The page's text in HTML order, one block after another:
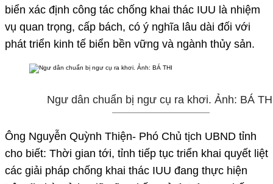
biển xác định công tác chống khai thác IUU là nhiệm
vụ quan trọng, cấp bách, có ý nghĩa lâu dài đối với
phát triển kinh tế biển bền vững và ngành thủy sản.
Ngư dân chuẩn bị ngư cụ ra khơi. Ảnh: BÁ
Ông Nguyễn Quỳnh Thiện- Phó Chủ tịch UBND tỉnh
cho biết: Thời gian tới, tỉnh tiếp tục triển khai quyết liệt
các giải pháp chống khai thác IUU đang thực hiện